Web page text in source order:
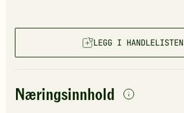
LEGG I HANDLELISTEN
Næringsinnhold